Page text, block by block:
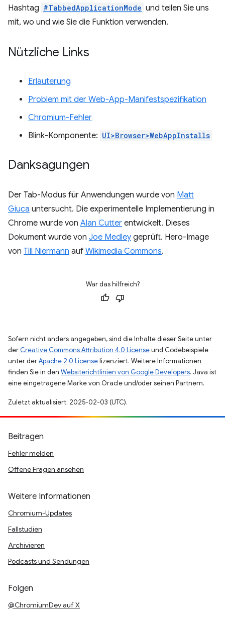
Hashtag #TabbedApplicationMode und teilen Sie uns
mit, wo und wie Sie die Funktion verwenden.
Nützliche Links
Erläuterung
Problem mit der Web-App-Manifestspezifikation
Chromium-Fehler
Blink-Komponente: UI>Browser>WebAppInstalls
Danksagungen
Der Tab-Modus für Anwendungen wurde von Matt
Giuca untersucht. Die experimentelle Implementierung in
Chrome wurde von Alan Cutter entwickelt. Dieses
Dokument wurde von Joe Medley geprüft. Hero-Image
von Till Niermann auf Wikimedia Commons.
War das hilfreich?
Sofern nicht anders angegeben, sind die Inhalte dieser Seite unter
der Creative Commons Attribution 4.0 Licenseund Codebeispiele
unter derApache 2.0 Licenselizenziert. Weitere Informationen
finden Sie in den Websiterichtlinien von Google Developers. Java ist
eine eingetragene Marke von Oracle und/oder seinen Partnern.
Zuletzt aktualisiert: 2025-02-03 (UTC).
Beitragen
Fehler melden
Offene Fragen ansehen
Weitere Informationen
Chromium-Updates
Fallstudien
Archivieren
Podcasts und Sendungen
Folgen
@ChromiumDev auf X